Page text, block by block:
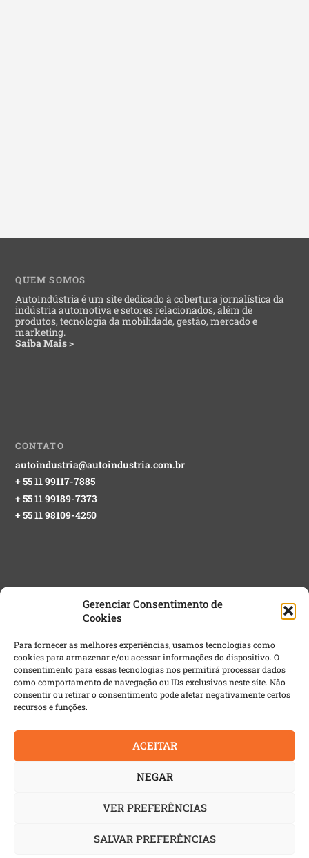
Gerenciar Consentimento de
Cookies
Para fornecer as melhores experiências, usamos tecnologias como
cookies para armazenar e/ou acessar informações do dispositivo. O
consentimento para essas tecnologias nos permitirá processar dados
como comportamento de navegação ou IDs exclusivos neste site. Não
consentir ou retirar o consentimento pode afetar negativamente certos
recursos e funções.
ACEITAR
NEGAR
VER PREFERÊNCIAS
SALVAR PREFERÊNCIAS
QUEM SOMOS
AutoIndústria é um site dedicado à cobertura jornalística da
indústria automotiva e setores relacionados, além de
produtos, tecnologia da mobilidade, gestão, mercado e
marketing.
Saiba Mais >
CONTATO
autoindustria@autoindustria.com.br
+ 55 11 99117-7885
+ 55 11 99189-7373
+ 55 11 98109-4250
Email*
proibida a reprodução integral ou parcial dos textos sem
prévia autorização.